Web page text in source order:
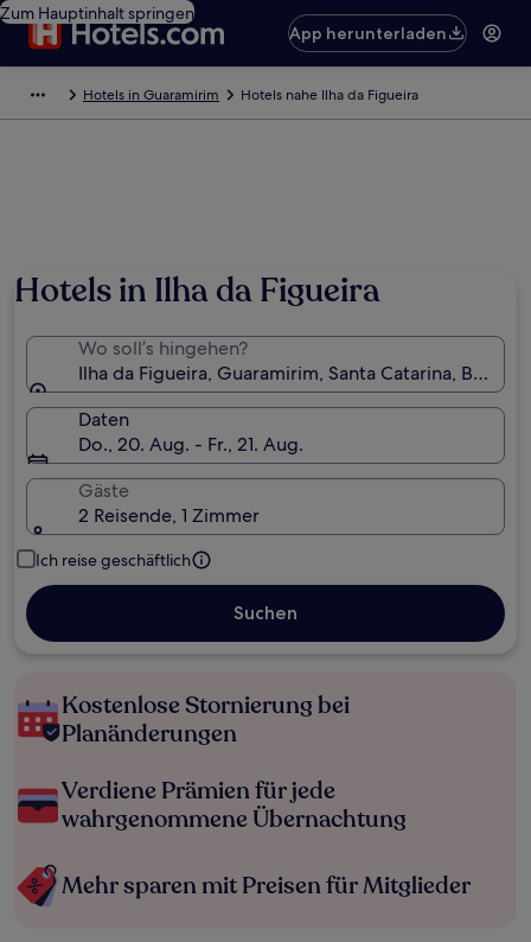
Zum Hauptinhalt springen
App herunterladen
Hotels in Guaramirim Hotels nahe Ilha da Figueira
Hotels in Ilha da Figueira
Wo soll’s hingehen?
Ilha da Figueira, Guaramirim, Santa Catarina,
Daten
Do., 20. Aug. - Fr., 21. Aug.
Gäste
2 Reisende, 1 Zimmer
Ich reise geschäftlich
Suchen
Kostenlose Stornierung bei
Planänderungen
Verdiene Prämien für jede
wahrgenommene Übernachtung
Mehr sparen mit Preisen für Mitglieder